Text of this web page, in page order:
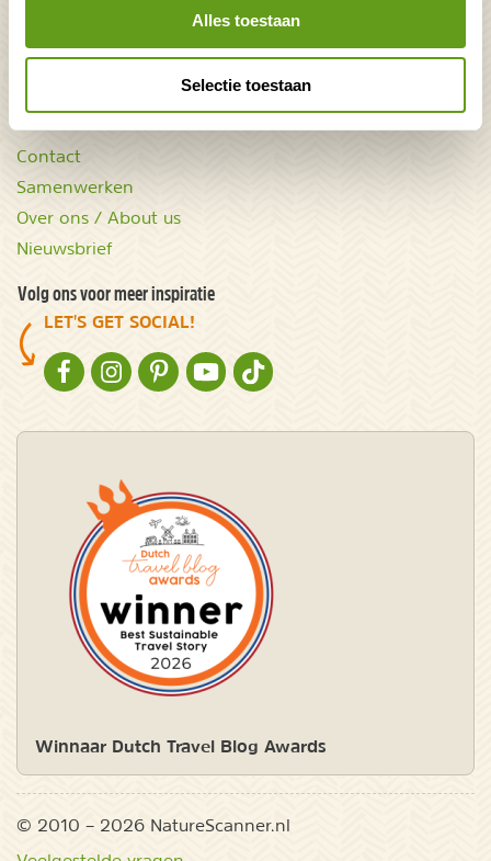
Alles toestaan
Selectie toestaan
Groepsaccommodaties
NatureScanner
Contact
Samenwerken
Over ons / About us
Nieuwsbrief
Volg ons voor meer inspiratie
LET'S GET SOCIAL!
NATURESCANNER OP FACEBOOK
NATURESCANNER OP INSTAGRAM
NATURESCANNER OP PINTEREST
NATURESCANNER OP YOUTUBE
NATURESCANNER OP TIKTOK
Winnaar Dutch Travel Blog Awards
© 2010 – 2026 NatureScanner.nl